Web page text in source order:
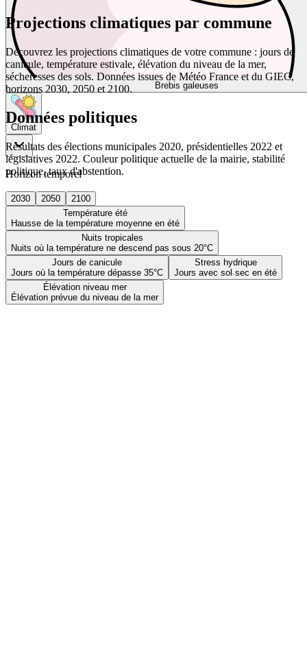
Brebis galeuses
Climat
Horizon temporel
2030 2050
2100
Température été
Hausse de la température moyenne en été
Nuits tropicales
Nuits où la température ne descend pas sous 20°C
Jours de canicule
Jours où la température dépasse 35°C
Stress hydrique
Jours avec sol sec en été
Élévation niveau mer
Élévation prévue du niveau de la mer
Projections climatiques par commune
Découvrez les projections climatiques de votre commune : jours de
canicule, température estivale, élévation du niveau de la mer,
sécheresses des sols. Données issues de Météo France et du GIEC,
horizons 2030, 2050 et 2100.
Données politiques
Résultats des élections municipales 2020, présidentielles 2022 et
législatives 2022. Couleur politique actuelle de la mairie, stabilité
politique, taux d'abstention.